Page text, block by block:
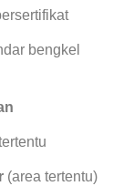
bengkel
(area tertentu)